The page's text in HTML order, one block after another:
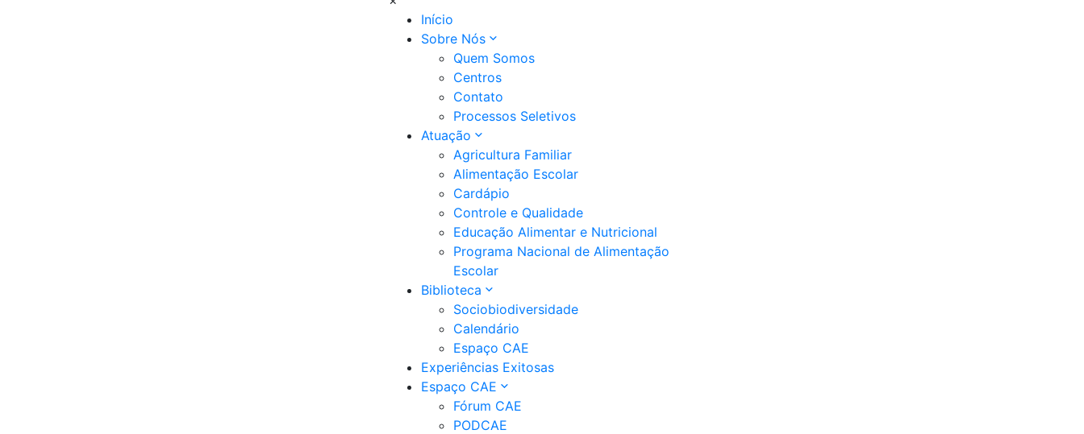
Início
Sobre Nós
Quem Somos
Centros
Contato
Processos Seletivos
Atuação
Agricultura Familiar
Alimentação Escolar
Cardápio
Controle e Qualidade
Educação Alimentar e Nutricional
Programa Nacional de Alimentação
Escolar
Biblioteca
Sociobiodiversidade
Calendário
Espaço CAE
Experiências Exitosas
Espaço CAE
Fórum CAE
PODCAE